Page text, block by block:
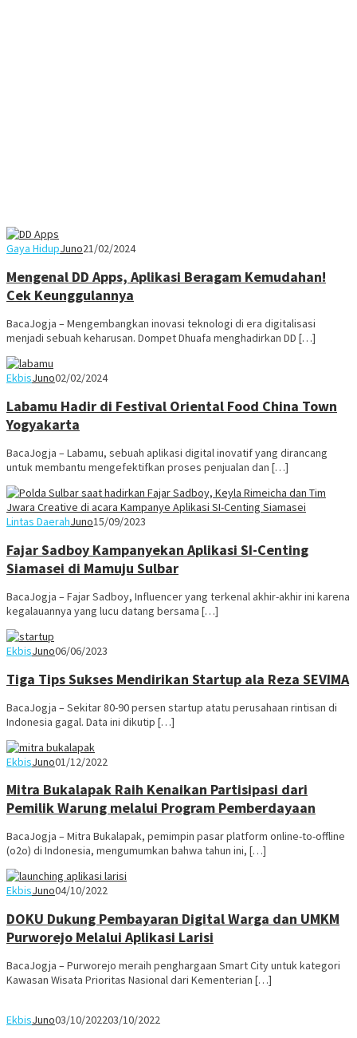
Gaya HidupJuno21/02/2024
Mengenal DD Apps, Aplikasi Beragam Kemudahan!
Cek Keunggulannya
BacaJogja – Mengembangkan inovasi teknologi di era digitalisasi
menjadi sebuah keharusan. Dompet Dhuafa menghadirkan DD […]
EkbisJuno02/02/2024
Labamu Hadir di Festival Oriental Food China Town
Yogyakarta
BacaJogja – Labamu, sebuah aplikasi digital inovatif yang dirancang
untuk membantu mengefektifkan proses penjualan dan […]
Lintas DaerahJuno15/09/2023
Fajar Sadboy Kampanyekan Aplikasi SI-Centing
Siamasei di Mamuju Sulbar
BacaJogja – Fajar Sadboy, Influencer yang terkenal akhir-akhir ini karena
kegalauannya yang lucu datang bersama […]
EkbisJuno06/06/2023
Tiga Tips Sukses Mendirikan Startup ala Reza SEVIMA
BacaJogja – Sekitar 80-90 persen startup atatu perusahaan rintisan di
Indonesia gagal. Data ini dikutip […]
EkbisJuno01/12/2022
Mitra Bukalapak Raih Kenaikan Partisipasi dari
Pemilik Warung melalui Program Pemberdayaan
BacaJogja – Mitra Bukalapak, pemimpin pasar platform online-to-offline
(o2o) di Indonesia, mengumumkan bahwa tahun ini, […]
EkbisJuno04/10/2022
DOKU Dukung Pembayaran Digital Warga dan UMKM
Purworejo Melalui Aplikasi Larisi
BacaJogja – Purworejo meraih penghargaan Smart City untuk kategori
Kawasan Wisata Prioritas Nasional dari Kementerian […]
EkbisJuno03/10/202203/10/2022